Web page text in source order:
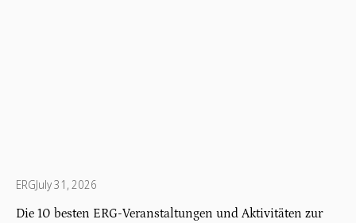
ERGJuly 31, 2026
Die 10 besten ERG-Veranstaltungen und Aktivitäten zur